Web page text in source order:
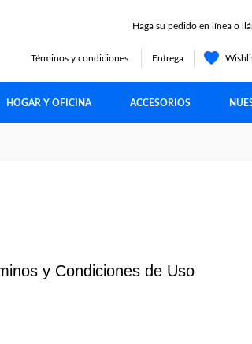
Haga su pedido en línea o
Términos y condiciones Entrega
HOGAR Y OFICINA ACCESORIOS
y Condiciones de Uso